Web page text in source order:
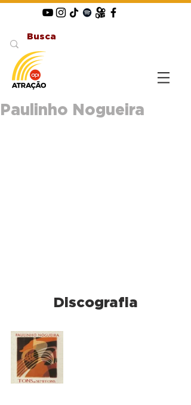
Paulinho Nogueira
Discografia